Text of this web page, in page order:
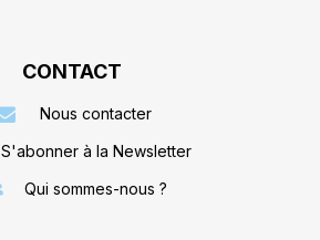
CONTACT
Nous contacter
S'abonner à la Newsletter
Qui sommes-nous ?